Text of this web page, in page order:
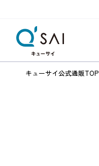
キューサイ公式通販TOP